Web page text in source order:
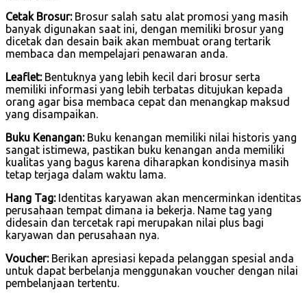
Cetak Brosur:Brosur salah satu alat promosi yang masih
banyak digunakan saat ini, dengan memiliki brosur yang
dicetak dan desain baik akan membuat orang tertarik
membaca dan mempelajari penawaran anda.
Leaflet:Bentuknya yang lebih kecil dari brosur serta
memiliki informasi yang lebih terbatas ditujukan kepada
orang agar bisa membaca cepat dan menangkap maksud
yang disampaikan.
Buku Kenangan:Buku kenangan memiliki nilai historis yang
sangat istimewa, pastikan buku kenangan anda memiliki
kualitas yang bagus karena diharapkan kondisinya masih
tetap terjaga dalam waktu lama.
Hang Tag:Identitas karyawan akan mencerminkan identitas
perusahaan tempat dimana ia bekerja. Name tag yang
didesain dan tercetak rapi merupakan nilai plus bagi
karyawan dan perusahaan nya.
Voucher:Berikan apresiasi kepada pelanggan spesial anda
untuk dapat berbelanja menggunakan voucher dengan nilai
pembelanjaan tertentu.